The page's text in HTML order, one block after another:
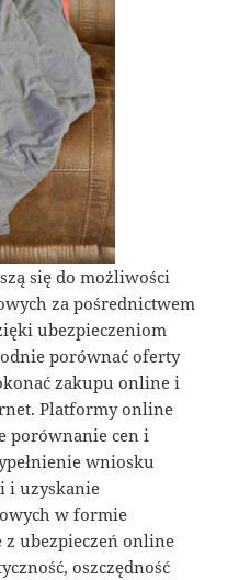
się do możliwości
za pośrednictwem
ubezpieczeniom
porównać oferty
zakupu online i
Platformy online
porównanie cen i
wniosku
i uzyskanie
w formie
ubezpieczeń online
oszczędność